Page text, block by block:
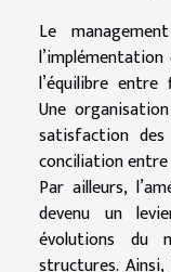
Le
l’équilibre
Une
satisfaction
conciliation
Par ailleurs,
devenu un
évolutions du
structures.